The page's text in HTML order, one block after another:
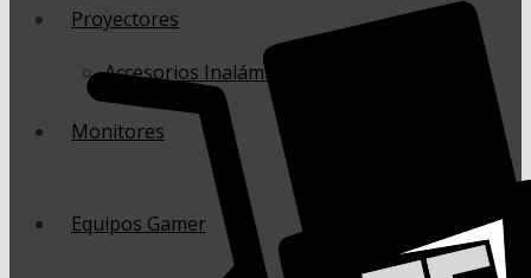
Proyectores
Accesorios Inalámbricos
Monitores
Equipos Gamer